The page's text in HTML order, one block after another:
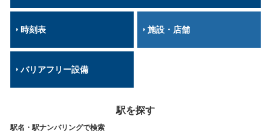
時刻表 施設・店舗
バリアフリー設備
駅を探す
駅名・駅ナンバリングで検索